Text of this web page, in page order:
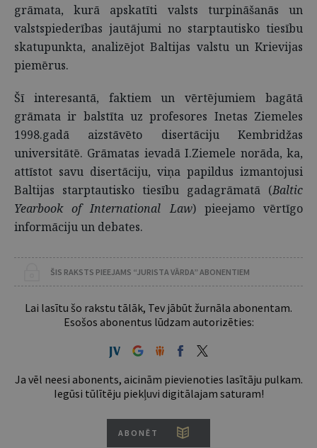
grāmata, kurā apskatīti valsts turpināšanās un
valsts­piederības jautājumi no starptautisko tiesību
skatupunkta, analizējot Baltijas valstu un Krievijas
piemērus.
Šī interesantā, faktiem un vērtējumiem bagātā
grāmata ir balstīta uz profesores Inetas Ziemeles
1998.gadā aizstāvēto disertāciju Kembridžas
universitātē. Grāmatas ievadā I.Zie­mele norāda, ka,
attīstot savu disertāciju, viņa papildus izmantojusi
Baltijas starptautisko tiesību gadagrāmatā (Baltic
Yearbook of International Law) pieejamo vērtīgo
informāciju un debates.
ŠIS RAKSTS PIEEJAMS “JURISTA VĀRDA” ABONENTIEM
Lai lasītu šo rakstu tālāk, Tev jābūt žurnāla abonentam.
Esošos abonentus lūdzam autorizēties:
Ja vēl neesi abonents, aicinām pievienoties lasītāju pulkam.
Iegūsi tūlītēju piekļuvi digitālajam saturam!
ABONĒT